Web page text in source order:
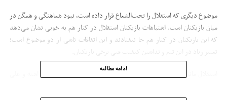
موضوع دیگری که استقلال را تحت‌الشعاع قرار داده است، نبود هماهنگی و همگن در
میان بازیکنان است. اشتباهات بازیکنان استقلال در کنار هم به خوبی نشان می‌دهد
که این بازیکنان در کنار هم جا نیفتادند و این اتفاقات ناشی از دو موضوع است؛
استقلال مانند فصل گذشته، تغییرات زیادی را در میان بازیکنان خود داشته و علی
ادامه مطالعه